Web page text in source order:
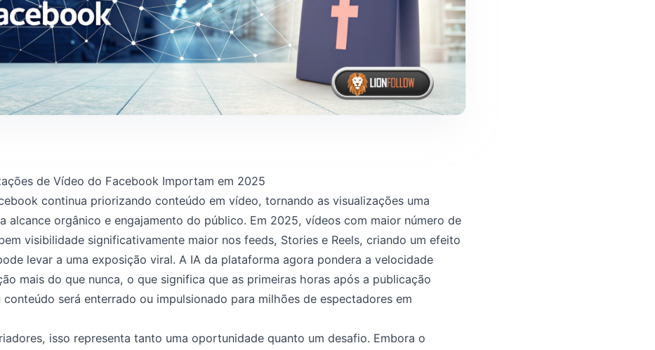
de Vídeo do Facebook Importam em 2025
continua priorizando conteúdo em vídeo, tornando as visualizações uma
alcance orgânico e engajamento do público. Em 2025, vídeos com maior número de
visibilidade significativamente maior nos feeds, Stories e Reels, criando um efeito
levar a uma exposição viral. A IA da plataforma agora pondera a velocidade
mais do que nunca, o que significa que as primeiras horas após a publicação
conteúdo será enterrado ou impulsionado para milhões de espectadores em
isso representa tanto uma oportunidade quanto um desafio. Embora o